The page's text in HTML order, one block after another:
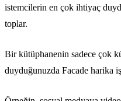
istemcilerin en çok ihtiyaç
toplar.
Bir kütüphanenin sadece çok
duyduğunuzda Facade harika iş